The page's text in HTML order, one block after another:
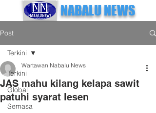
NABALU NEWS
Post
Terkini
Global
Semasa
Terkini
JAS mahu kilang kelapa sawit
patuhi syarat lesen
Wartawan Nabalu News